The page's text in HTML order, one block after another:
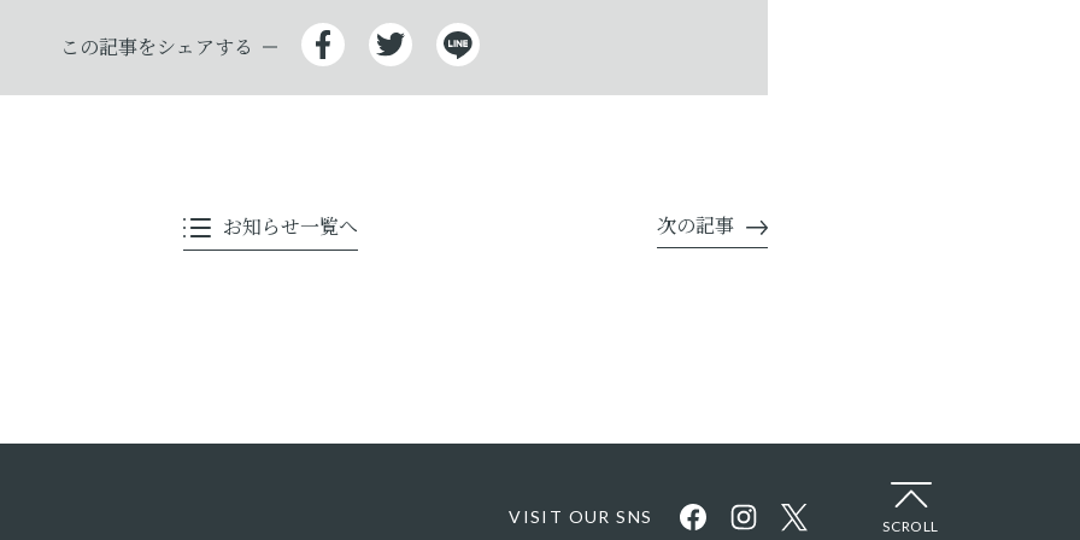
この記事をシェアする
お知らせ一覧へ 次の記事
VISIT OUR SNS
SCROLL